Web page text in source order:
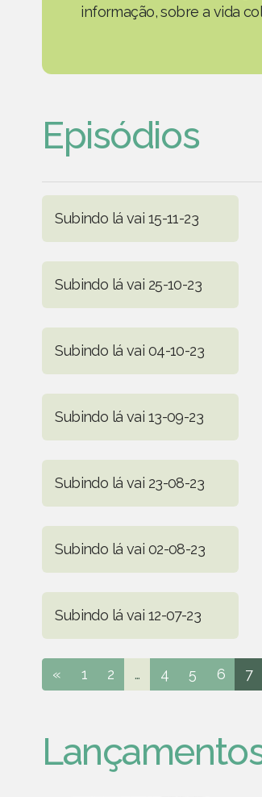
informação, sobre a vida
Episódios
Subindo lá vai 15-11-23
Subindo lá vai 25-10-23
Subindo lá vai 04-10-23
Subindo lá vai 13-09-23
Subindo lá vai 23-08-23
Subindo lá vai 02-08-23
Subindo lá vai 12-07-23
« 1 2 ... 4 5 6 7